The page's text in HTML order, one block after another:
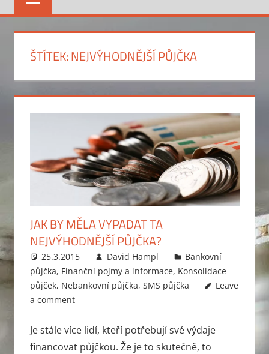
ŠTÍTEK:NEJVÝHODNĚJŠÍ PŮJČKA
JAK BY MĚLA VYPADAT TA
NEJVÝHODNĚJŠÍ PŮJČKA?
25.3.2015 David Hampl
Bankovní
půjčka, Finanční pojmy a informace, Konsolidace
půjček, Nebankovní půjčka, SMS půjčka
Leave
a comment
Je stále více lidí, kteří potřebují své výdaje
financovat půjčkou. Že je to skutečně, to